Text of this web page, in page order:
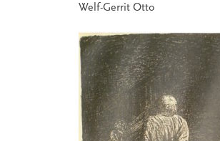
Welf-Gerrit Otto